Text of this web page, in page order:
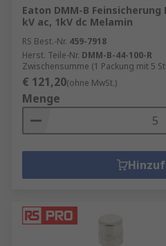
Eaton DMM-B Feinsicherung
kV ac, 1kV dc Melamin
RS Best.-Nr. 459-7918
Herst. Teile-Nr. DMM-B-44-100-R
Zwischensumme (1 Packung mit 5
€ 121,20(ohne MwSt.)
Menge